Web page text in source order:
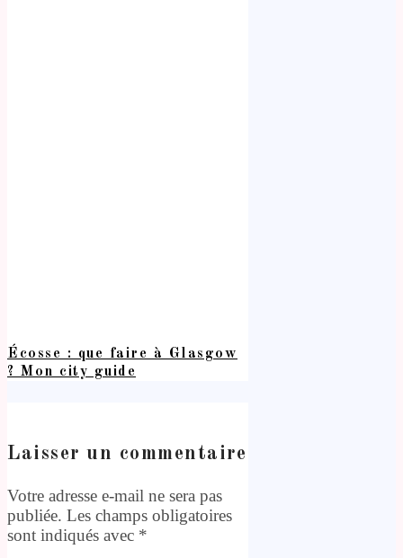
Écosse : que faire à Glasgow
? Mon city guide
Laisser un commentaire
Votre adresse e-mail ne sera pas
publiée. Les champs obligatoires
sont indiqués avec *